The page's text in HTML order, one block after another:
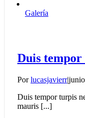
Galería
Duis tempor
Porlucasjavierr|
Duis tempor turpis
mauris [...]